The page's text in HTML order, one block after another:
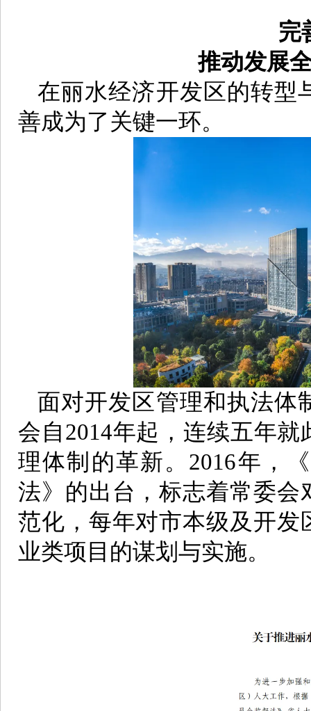
完
推动发展
在丽水经济开发区的转型
善成为了关键一环。
面对开发区管理和执法体
会自2014年起，连续五年
理体制的革新。2016年，
法》的出台，标志着常委
范化，每年对市本级及开
业类项目的谋划与实施。